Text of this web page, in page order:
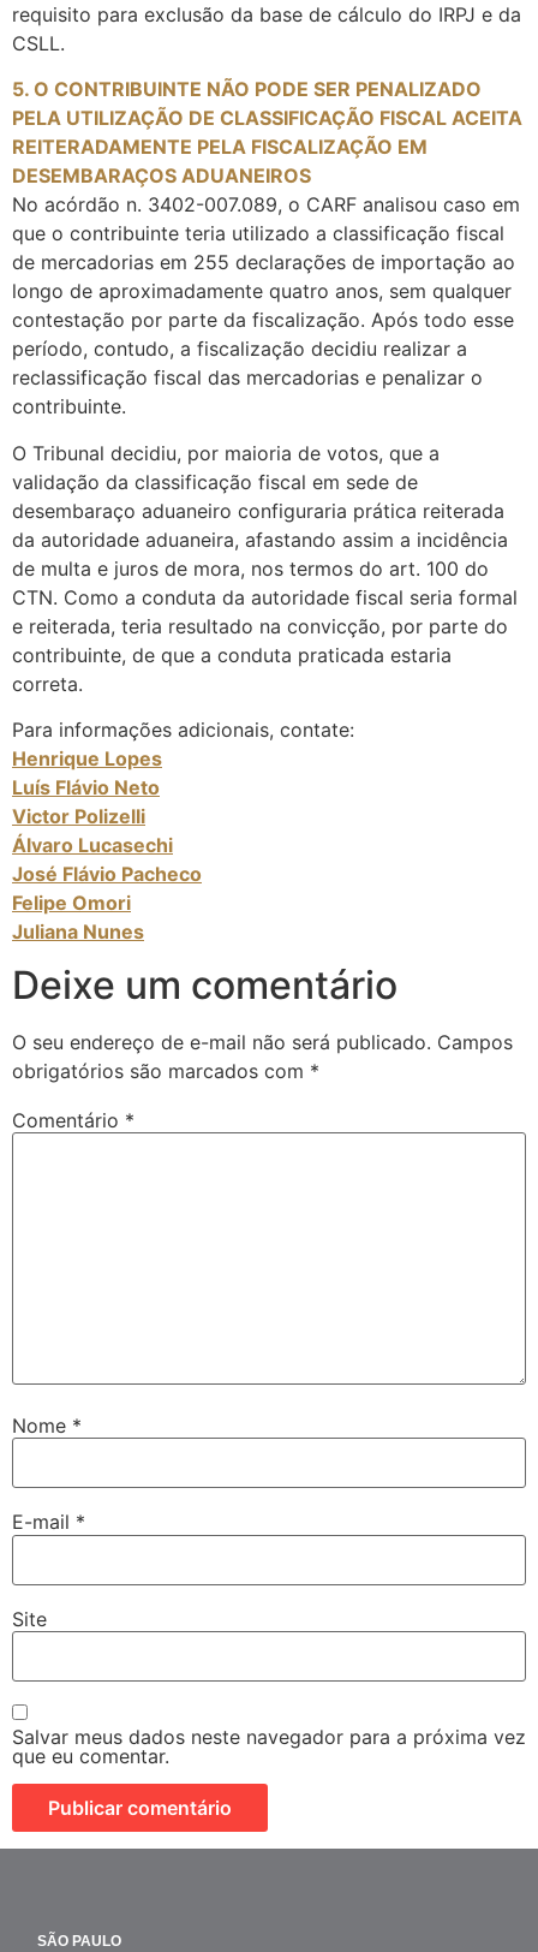
requisito para exclusão da base de cálculo do IRPJ e da
CSLL.
5. O CONTRIBUINTE NÃO PODE SER PENALIZADO
PELA UTILIZAÇÃO DE CLASSIFICAÇÃO FISCAL ACEITA
REITERADAMENTE PELA FISCALIZAÇÃO EM
DESEMBARAÇOS ADUANEIROS
No acórdão n. 3402-007.089, o CARF analisou caso em
que o contribuinte teria utilizado a classificação fiscal
de mercadorias em 255 declarações de importação ao
longo de aproximadamente quatro anos, sem qualquer
contestação por parte da fiscalização. Após todo esse
período, contudo, a fiscalização decidiu realizar a
reclassificação fiscal das mercadorias e penalizar o
contribuinte.
O Tribunal decidiu, por maioria de votos, que a
validação da classificação fiscal em sede de
desembaraço aduaneiro configuraria prática reiterada
da autoridade aduaneira, afastando assim a incidência
de multa e juros de mora, nos termos do art. 100 do
CTN. Como a conduta da autoridade fiscal seria formal
e reiterada, teria resultado na convicção, por parte do
contribuinte, de que a conduta praticada estaria
correta.
Para informações adicionais, contate:
Henrique Lopes
Luís Flávio Neto
Victor Polizelli
Álvaro Lucasechi
José Flávio Pacheco
Felipe Omori
Juliana Nunes
Deixe um comentário
O seu endereço de e-mail não será publicado. Campos
obrigatórios são marcados com *
Comentário *
Nome *
E-mail *
Site
Salvar meus dados neste navegador para a próxima vez
que eu comentar.
SÃO PAULO